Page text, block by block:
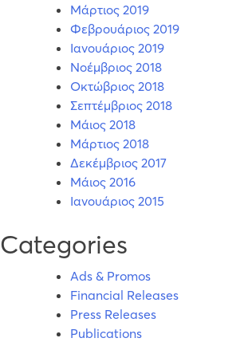
Μάρτιος 2019
Φεβρουάριος 2019
Ιανουάριος 2019
Νοέμβριος 2018
Οκτώβριος 2018
Σεπτέμβριος 2018
Μάιος 2018
Μάρτιος 2018
Δεκέμβριος 2017
Μάιος 2016
Ιανουάριος 2015
Categories
Ads & Promos
Financial Releases
Press Releases
Publications